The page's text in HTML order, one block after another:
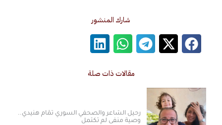
شارك المنشور
مقالات ذات صلة
رحيل الشاعر والصحفي السوري تمّام هنيدي..
وصية منفى لم تكتمل